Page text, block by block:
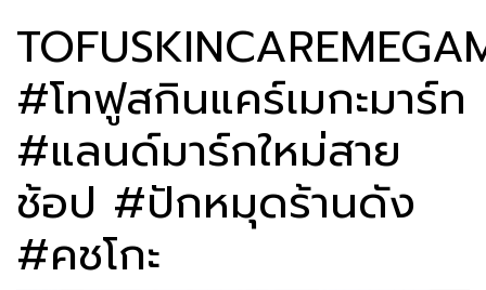
#โทฟูสกินแคร์เมกะมาร์ท
#แลนด์มาร์กใหม่สาย
ช้อป #ปักหมุดร้านดัง
#คชโกะ